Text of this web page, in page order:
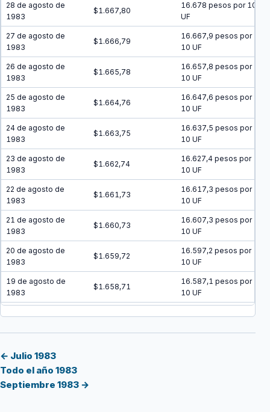
28 de agosto de
1983
$1.667,80
16.678 pesos por 10
UF
27 de agosto de
1983
$1.666,79
16.667,9 pesos por
10 UF
26 de agosto de
1983
$1.665,78
16.657,8 pesos por
10 UF
25 de agosto de
1983
$1.664,76
16.647,6 pesos por
10 UF
24 de agosto de
1983
$1.663,75
16.637,5 pesos por
10 UF
23 de agosto de
1983
$1.662,74
16.627,4 pesos por
10 UF
22 de agosto de
1983
$1.661,73
16.617,3 pesos por
10 UF
21 de agosto de
1983
$1.660,73
16.607,3 pesos por
10 UF
20 de agosto de
1983
$1.659,72
16.597,2 pesos por
10 UF
19 de agosto de
1983
$1.658,71
16.587,1 pesos por
10 UF
$1.657,70
1983
16 de agosto de
1983
← Julio 1983
Todo el año 1983
Septiembre 1983 →